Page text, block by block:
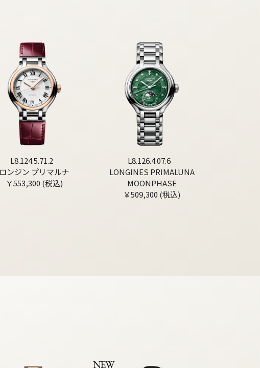
L8.124.5.71.2
ロンジン プリマルナ
￥553,300 (税込)
L8.126.4.07.6
LONGINES PRIMALUNA
MOONPHASE
￥509,300 (税込)
NEW